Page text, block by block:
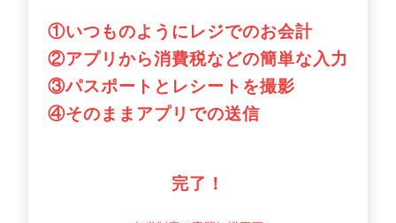
①いつものようにレジでのお会計
②アプリから消費税などの簡単な入力
③パスポートとレシートを撮影
④そのままアプリでの送信
完了！